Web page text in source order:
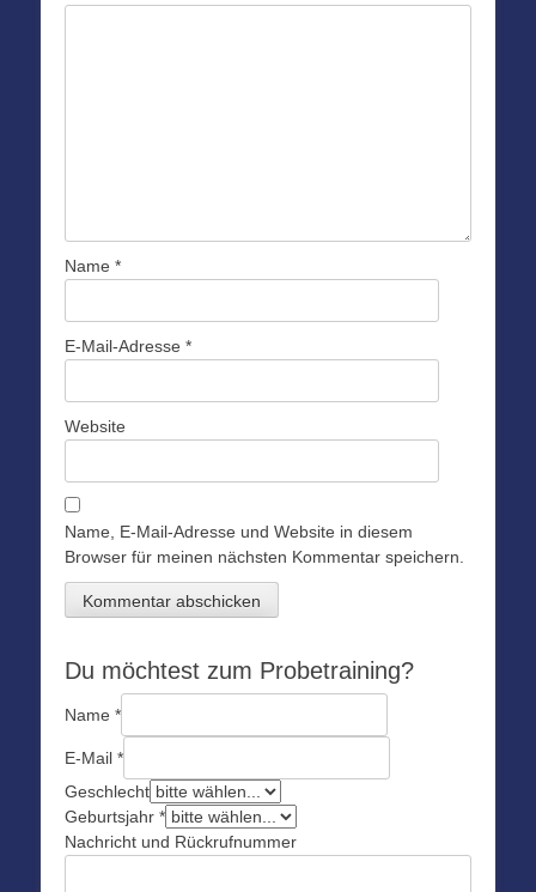
Name *
E-Mail-Adresse *
Website
Name, E-Mail-Adresse und Website in diesem
Browser für meinen nächsten Kommentar speichern.
Du möchtest zum Probetraining?
Name *
E-Mail *
Geschlecht
Geburtsjahr *
Nachricht und Rückrufnummer